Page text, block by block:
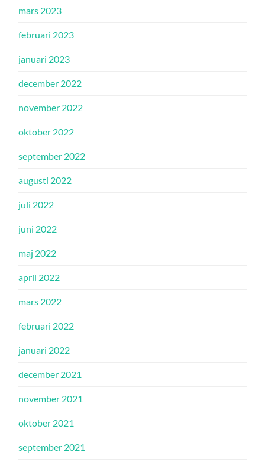
mars 2023
februari 2023
januari 2023
december 2022
november 2022
oktober 2022
september 2022
augusti 2022
juli 2022
juni 2022
maj 2022
april 2022
mars 2022
februari 2022
januari 2022
december 2021
november 2021
oktober 2021
september 2021